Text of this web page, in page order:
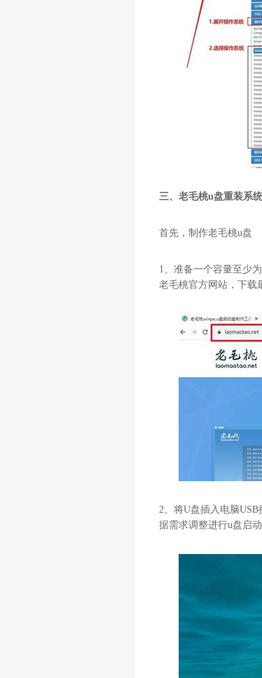
三、老毛桃u盘重装系
首先，制作老毛桃u盘
1、准备一个容量至少为
老毛桃官方网站，下载
2、将U盘插入电脑USB
据需求调整进行u盘启